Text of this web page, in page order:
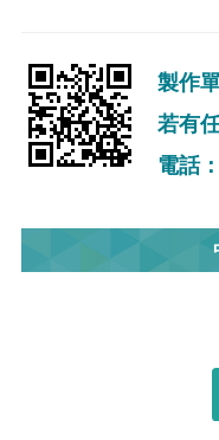
製作
若有
電話